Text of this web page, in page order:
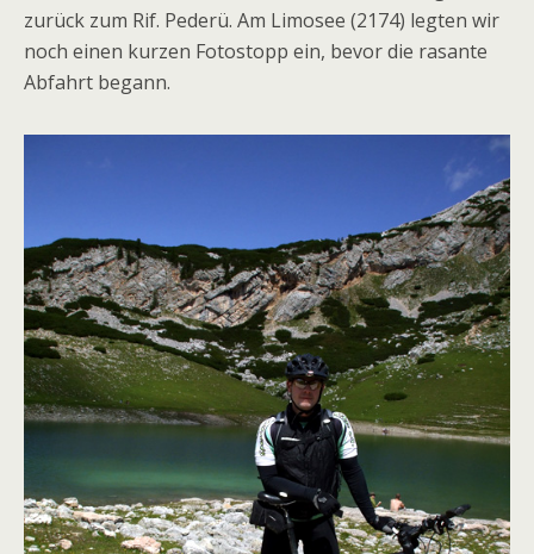
zurück zum Rif. Pederü. Am Limosee (2174) legten wir
noch einen kurzen Fotostopp ein, bevor die rasante
Abfahrt begann.